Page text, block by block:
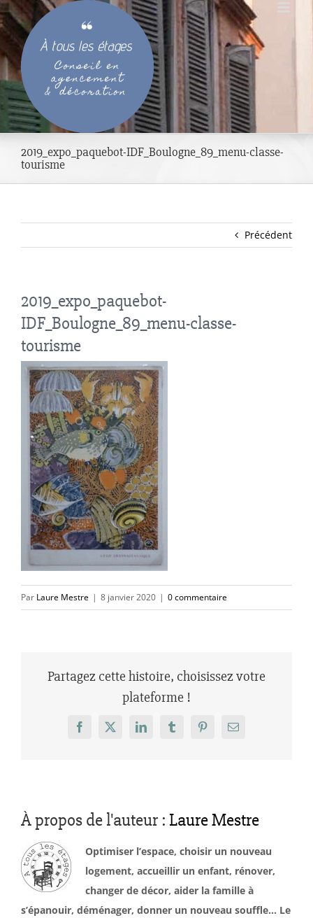
Passer
au
contenu
2019_expo_paquebot-IDF_Boulogne_89_menu-classe-
tourisme
Précédent
2019_expo_paquebot-
IDF_Boulogne_89_menu-classe-
tourisme
Par Laure Mestre | 8 janvier 2020 | 0 commentaire
Partagez cette histoire, choisissez votre
plateforme !
Facebook
X LinkedInTumblrPinterestEmail
À propos de l'auteur : Laure Mestre
Optimiser l’espace, choisir un nouveau
logement, accueillir un enfant, rénover,
changer de décor, aider la famille à
s’épanouir, déménager, donner un nouveau souffle… Le